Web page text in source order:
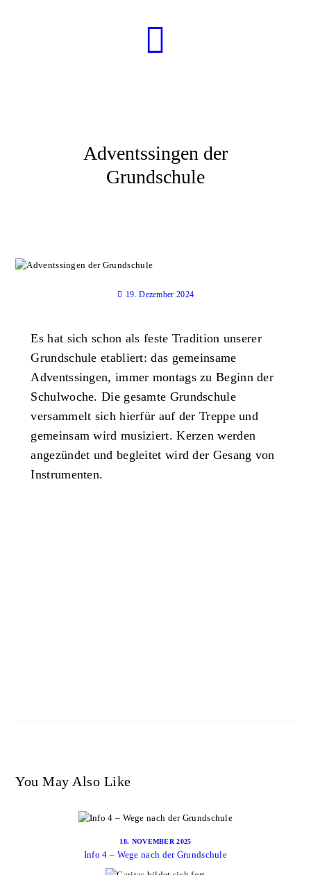
Adventssingen der
Grundschule
19. Dezember 2024
Es hat sich schon als feste Tradition unserer
Grundschule etabliert: das gemeinsame
Adventssingen, immer montags zu Beginn der
Schulwoche. Die gesamte Grundschule
versammelt sich hierfür auf der Treppe und
gemeinsam wird musiziert. Kerzen werden
angezündet und begleitet wird der Gesang von
Instrumenten.
You May Also Like
18. NOVEMBER 2025
Info 4 – Wege nach der Grundschule